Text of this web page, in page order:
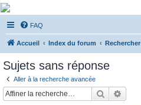
De Musicae Militari -
Forums
Forums de discussions
FAQ
Accueil Index du forum Rechercher
Sujets sans réponse
Aller à la recherche avancée
Rechercher